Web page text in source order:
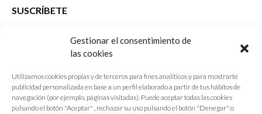
Gestionar el consentimiento de
las cookies
Utilizamos cookies propias y de terceros para fines analíticos y para mostrarte
publicidad personalizada en base a un perfil elaborado a partir de tus hábitos de
navegación (por ejemplo, páginas visitadas). Puede aceptar todas las cookies
pulsando el botón "Aceptar" , rechazar su uso pulsando el botón "Denegar" o
SUSCRÍBETE
que desarrolla el Colegio de Arquitectos de Cádiz
E-mail *